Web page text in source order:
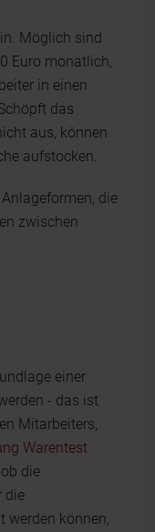
Möglich sind
Euro monatlich,
in einen
das
aus, können
aufstocken.
die
zwischen
einer
- das ist
Mitarbeiters,
Warentest
die
die
werden können,